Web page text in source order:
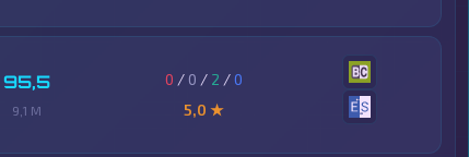
95,5
9,1 M
0 / 0 / 2 /0
5,0 ★